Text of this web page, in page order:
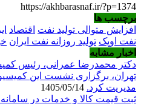
https://akhbarasnaf.ir/?p=1374
برچسب ها
افزایش متوالی تولید نفت اقتصاد
نفت اوپک تولید روزانه نفت ایران
اخبار مشابه
دکتر محمدرضا عمرانی، رئیس
تهران، برگزاری نشست این
مدیریت کرد.